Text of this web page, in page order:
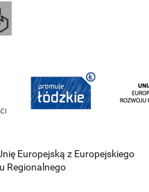
Europejską z Europejskiego
Regionalnego